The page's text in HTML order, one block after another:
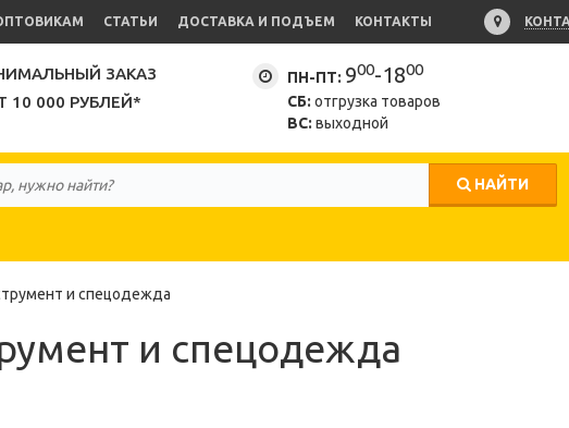
СТАТЬИ ДОСТАВКА И ПОДЪЕМ КОНТАКТЫ
ЗАКАЗ
10 000 РУБЛЕЙ*
ПН-ПТ: 900-1800
СБ: отгрузка товаров
ВС: выходной
НАЙТИ
и спецодежда
и спецодежда